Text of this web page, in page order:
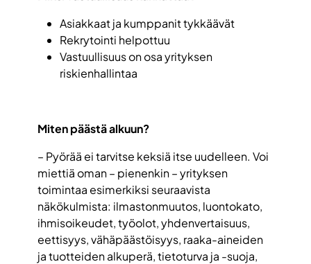
Asiakkaat ja kumppanit tykkäävät
Rekrytointi helpottuu
Vastuullisuus on osa yrityksen
riskienhallintaa
Miten päästä alkuun?
– Pyörää ei tarvitse keksiä itse uudelleen. Voi
miettiä oman – pienenkin – yrityksen
toimintaa esimerkiksi seuraavista
näkökulmista: ilmastonmuutos, luontokato,
ihmisoikeudet, työolot, yhdenvertaisuus,
eettisyys, vähäpäästöisyys, raaka-aineiden
ja tuotteiden alkuperä, tietoturva ja -suoja,